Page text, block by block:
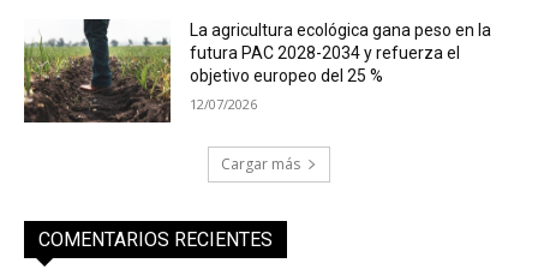
La agricultura ecológica gana peso en la
futura PAC 2028-2034 y refuerza el
objetivo europeo del 25 %
12/07/2026
Cargar más
COMENTARIOS RECIENTES